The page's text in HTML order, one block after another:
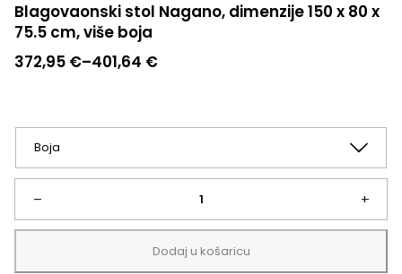
Blagovaonski stol Nagano, dimenzije 150 x 80 x
75.5 cm, više boja
372,95 €–401,64 €
Raspon
372,95 €
401,64 €
–
Blagovaonski
stol
+
Dodaj u košaricu